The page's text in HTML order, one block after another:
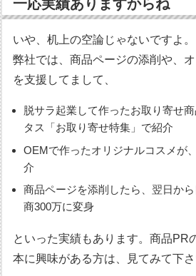
一応実績ありますからね
いや、机上の空論じゃないですよ。
弊社では、商品ページの添削や、
を支援してまして、
脱サラ起業して作ったお取り寄せ
タス「お取り寄せ特集」で紹介
OEMで作ったオリジナルコスメが
介
商品ページを添削したら、翌日か
商300万に変身
といった実績もあります。商品PR
本に興味がある方は、見てみて下さ